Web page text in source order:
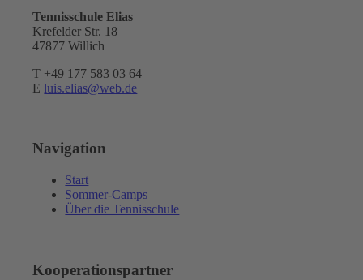
Tennisschule Elias
Krefelder Str. 18
47877 Willich
T +49 177 583 03 64
E luis.elias@web.de
Navigation
Start
Sommer-Camps
Über die Tennisschule
Kooperationspartner